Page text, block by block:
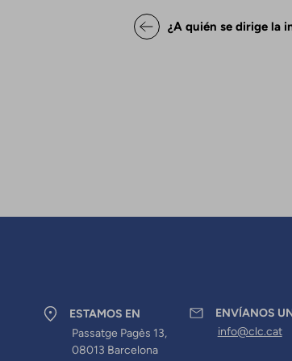
Enlaces
¿A quién se dirige la
ESTAMOS EN
Passatge Pagès 13,
08013 Barcelona
ENVÍANOS
info@clc.cat